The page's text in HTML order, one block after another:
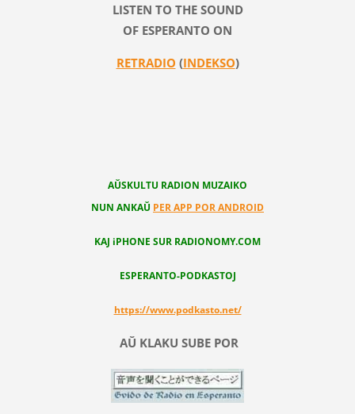
LISTEN TO THE SOUND
OF ESPERANTO ON
RETRADIO (INDEKSO)
AŬSKULTU RADION MUZAIKO
NUN ANKAŬ PER APP POR ANDROID
KAJ iPHONE SUR RADIONOMY.COM
ESPERANTO-PODKASTOJ
https://www.podkasto.net/
AŬ KLAKU SUBE POR